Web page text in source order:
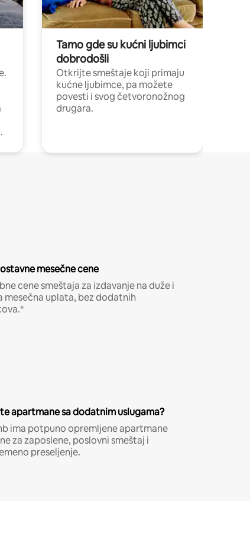
Tamo gde su kućni ljubimci
dobrodošli
Otkrijte smeštaje koji primaju
kućne ljubimce, pa možete
povesti i svog četvoronožnog
drugara.
mesečne cene
cene smeštaja za izdavanje na duže i
mesečna uplata, bez dodatnih
apartmane sa dodatnim uslugama?
ima potpuno opremljene apartmane
za zaposlene, poslovni smeštaj i
preseljenje.